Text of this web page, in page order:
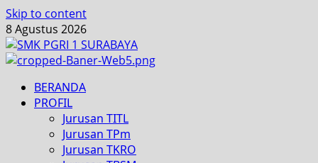
Skip to content
8 Agustus 2026
BERANDA
PROFIL
Jurusan TITL
Jurusan TPm
Jurusan TKRO